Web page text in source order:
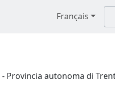
Français
- Provincia autonoma di